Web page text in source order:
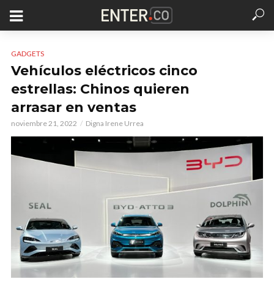
GADGETS
Vehículos eléctricos cinco
estrellas: Chinos quieren
arrasar en ventas
noviembre 21, 2022 Digna Irene Urrea